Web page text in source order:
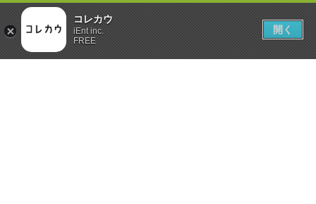
コレカウ
iEnt inc.
FREE
開く